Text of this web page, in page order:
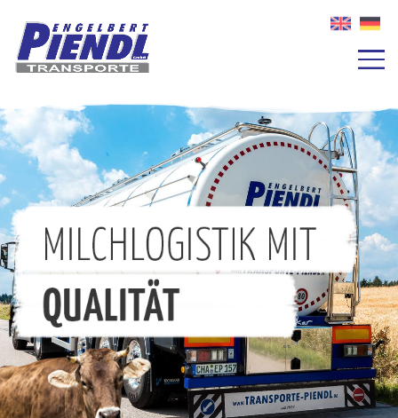
MILCHLOGISTIK MIT
QUALITÄT